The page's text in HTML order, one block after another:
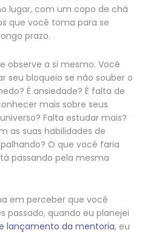
lugar, com um copo de chá
que você toma para se
prazo.
observe a si mesmo. Você
seu bloqueio se não souber o
É ansiedade? É falta de
mais sobre seus
Falta estudar mais?
as suas habilidades de
O que você faria
passando pela mesma
em perceber que você
passado, quando eu planejei
lançamento da mentoria, eu